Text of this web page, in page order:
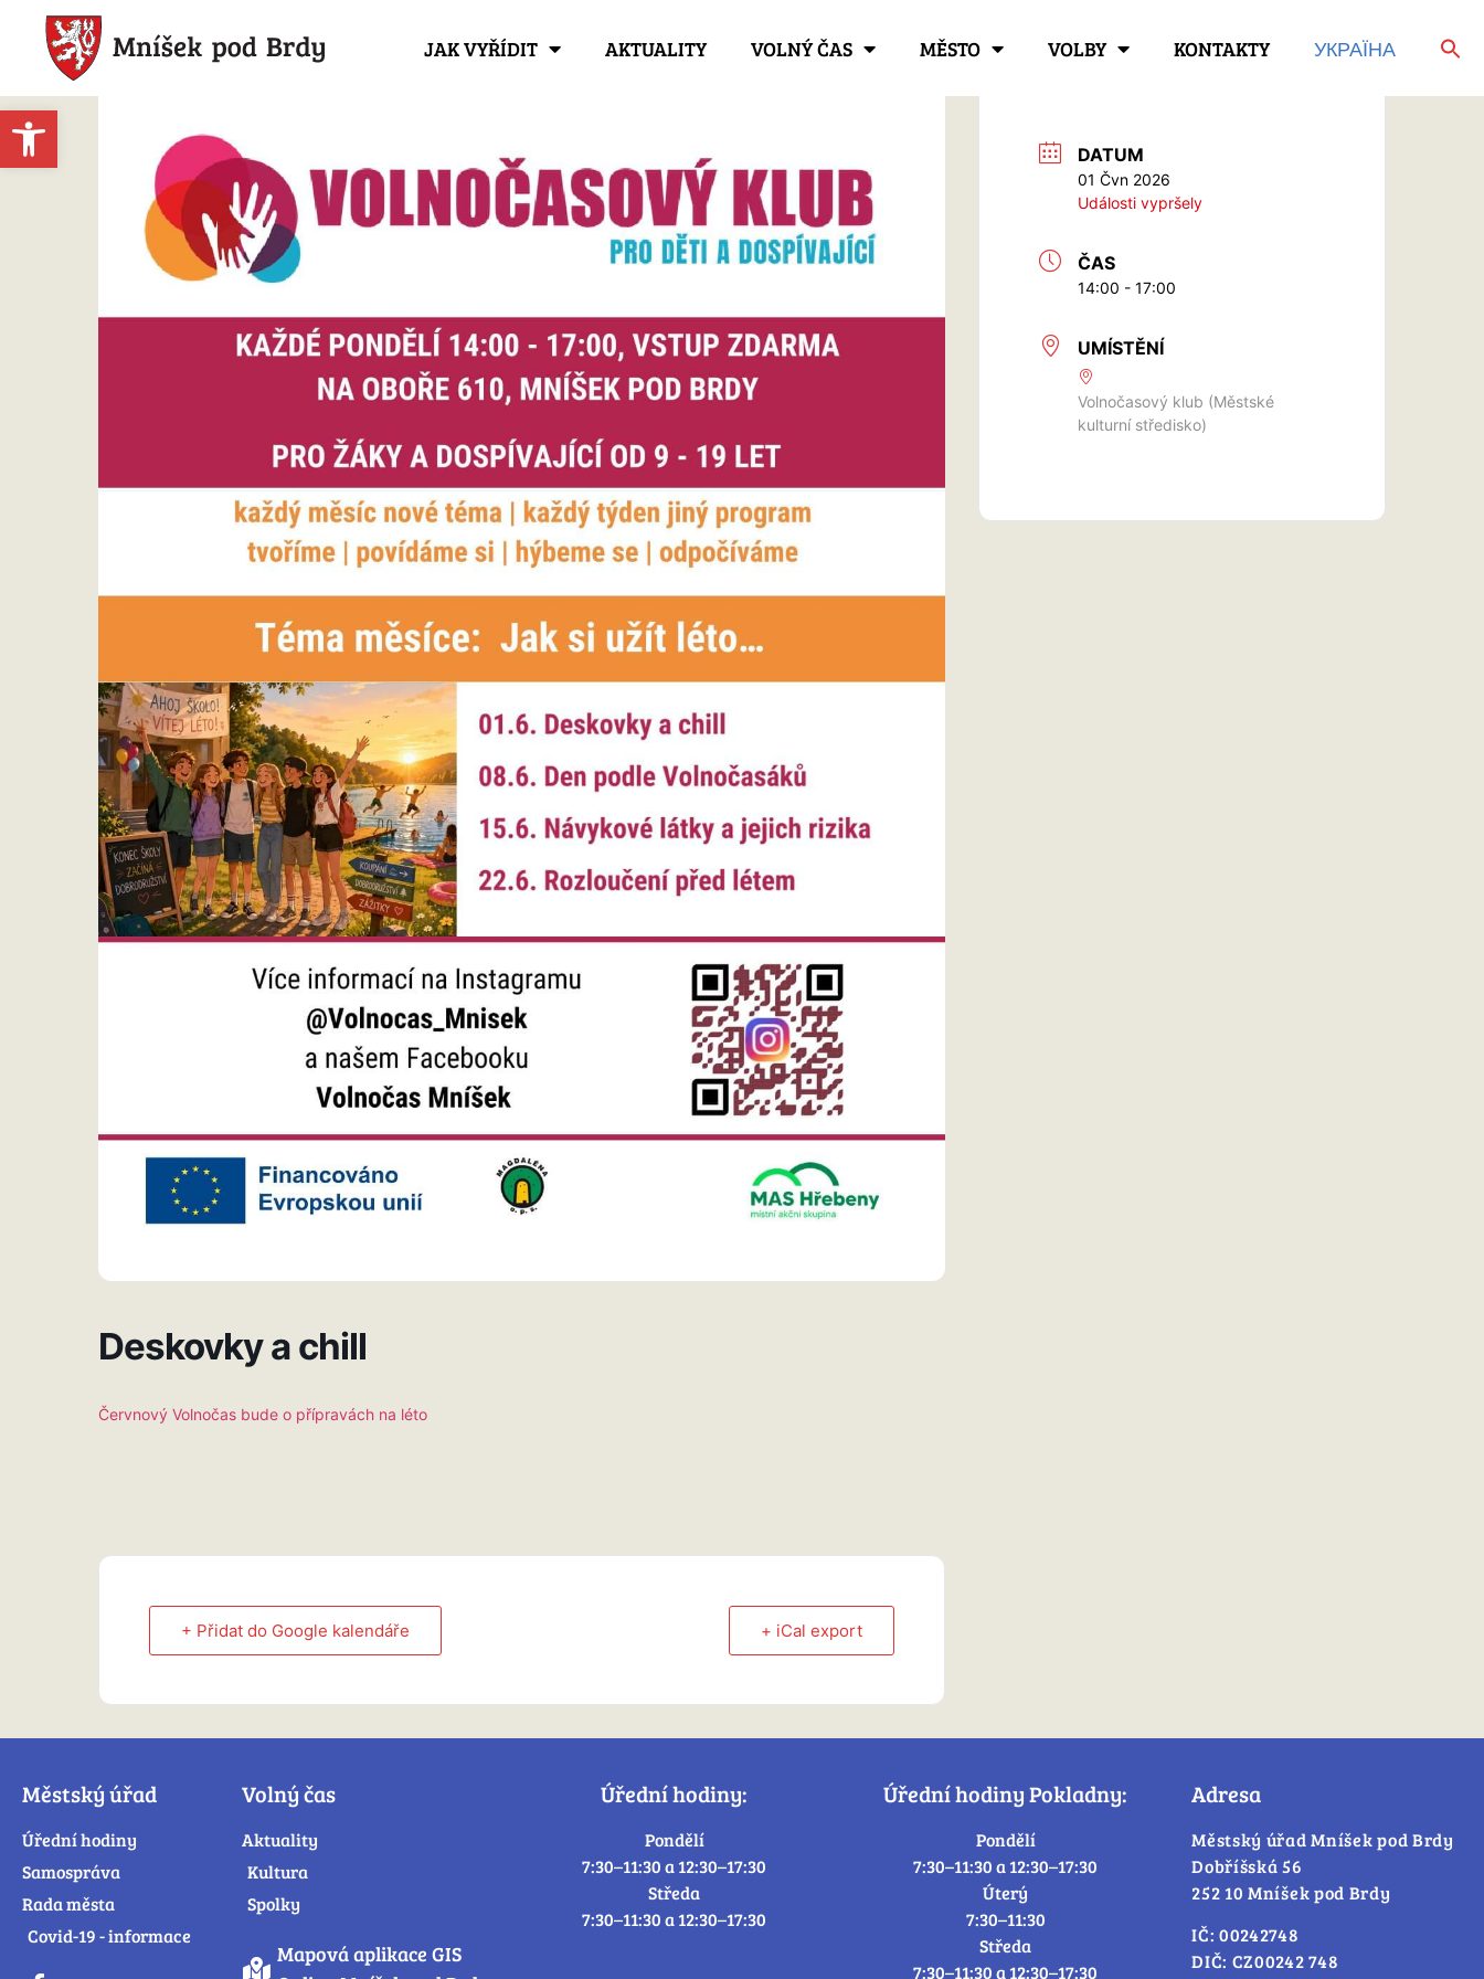
Open toolbar
JAK VYŘÍDIT AKTUALITY VOLNÝ ČAS MĚSTO VOLBY KONTAKTY УКРАЇНА
Deskovky a chill
Červnový Volnočas bude o přípravách na léto
+ Přidat do Google kalendáře + iCal export
DATUM
01 Čvn 2026
Události vypršely
ČAS
14:00 - 17:00
UMÍSTĚNÍ
Volnočasový klub (Městské
kulturní středisko)
Městský úřad
Úřední hodiny
Samospráva
Rada města
Covid-19 - informace
Volný čas
Aktuality
Kultura
Spolky
Mapová aplikace GIS
Úřední hodiny:
Pondělí
7:30–11:30 a 12:30–17:30
Středa
7:30–11:30 a 12:30–17:30
Úřední hodiny Pokladny:
Pondělí
7:30–11:30 a 12:30–17:30
Úterý
7:30–11:30
Středa
7:30–11:30 a 12:30–17:30
Adresa
Městský úřad Mníšek pod Brdy
Dobříšská 56
252 10 Mníšek pod Brdy
IČ: 00242748
DIČ: CZ00242 748